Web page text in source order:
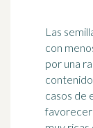
Las
con
por una
casos de
favorecer el